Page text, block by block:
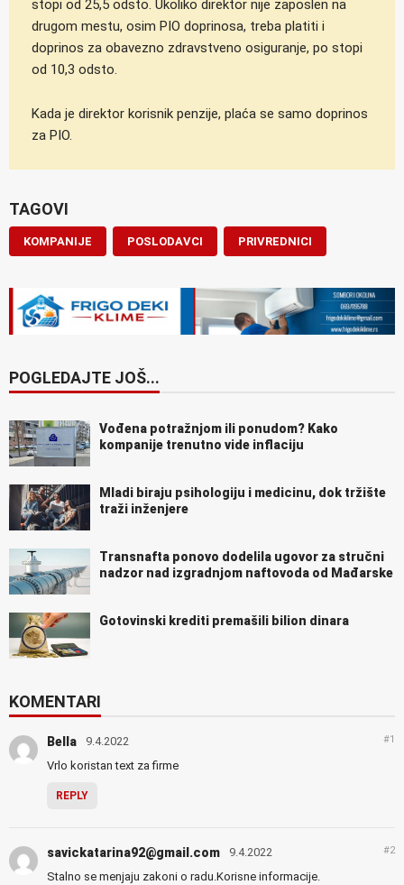
stopi od 25,5 odsto. Ukoliko direktor nije zaposlen na
drugom mestu, osim PIO doprinosa, treba platiti i
doprinos za obavezno zdravstveno osiguranje, po stopi
od 10,3 odsto.
Kada je direktor korisnik penzije, plaća se samo doprinos
za PIO.
TAGOVI
KOMPANIJE POSLODAVCI PRIVREDNICI
POGLEDAJTE JOŠ...
Vođena potražnjom ili ponudom? Kako
kompanije trenutno vide inflaciju
Mladi biraju psihologiju i medicinu, dok tržište
traži inženjere
Transnafta ponovo dodelila ugovor za stručni
nadzor nad izgradnjom naftovoda od Mađarske
Gotovinski krediti premašili bilion dinara
KOMENTARI
Bella 9.4.2022 #1
Vrlo koristan text za firme
REPLY
savickatarina92@gmail.com 9.4.2022 #2
Stalno se menjaju zakoni o radu.Korisne informacije.